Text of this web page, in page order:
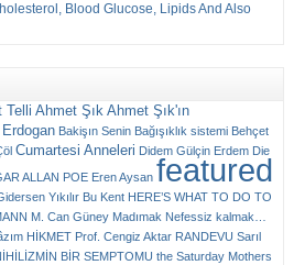
Blood Glucose, Lipids And Also
Telli Ahmet Şık Ahmet Şık'ın
Bakişın Senin Bağışıklık sistemi Behçet
Cumartesi Anneleri Didem Gülçin Erdem Die
ALLAN POE Eren Aysan featured
Yıkılır Bu Kent HERE’S WHAT TO DO TO
M. Can Güney Madımak Nefessiz kalmak…
HİKMET Prof. Cengiz Aktar RANDEVU Sarıl
BİR SEMPTOMU the Saturday Mothers